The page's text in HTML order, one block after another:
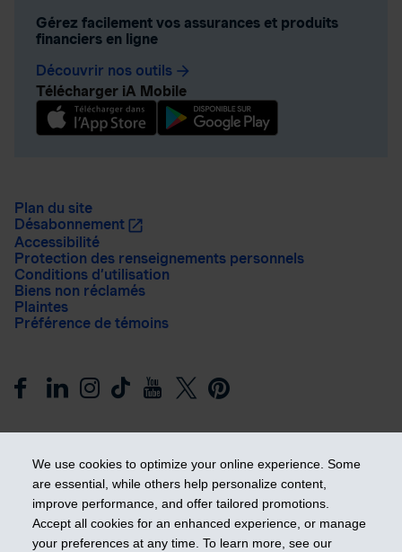
We use cookies to optimize your online experience. Some
are essential, while others help personalize content,
improve performance, and offer tailored promotions.
Accept all cookies for an enhanced experience, or manage
your preferences at any time. To learn more, see our
Gérez facilement vos assurances et produits
financiers en ligne
Découvrir nos outils arrow_forward
Télécharger iA Mobile
Plan du site
Désabonnement
Accessibilité
Protection des renseignements personnels
Conditions d’utilisation
Biens non réclamés
Plaintes
Préférence de témoins
Prendre les devants